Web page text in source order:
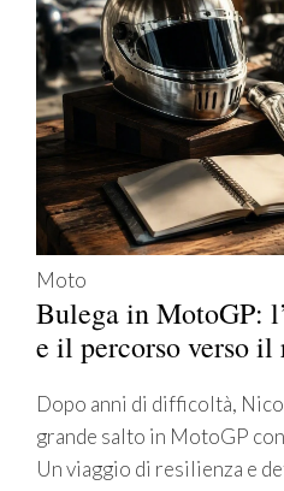
Moto
Bulega in MotoGP:
e il percorso verso
Dopo anni di difficoltà,
grande salto in MotoGP
Un viaggio di resilienza e